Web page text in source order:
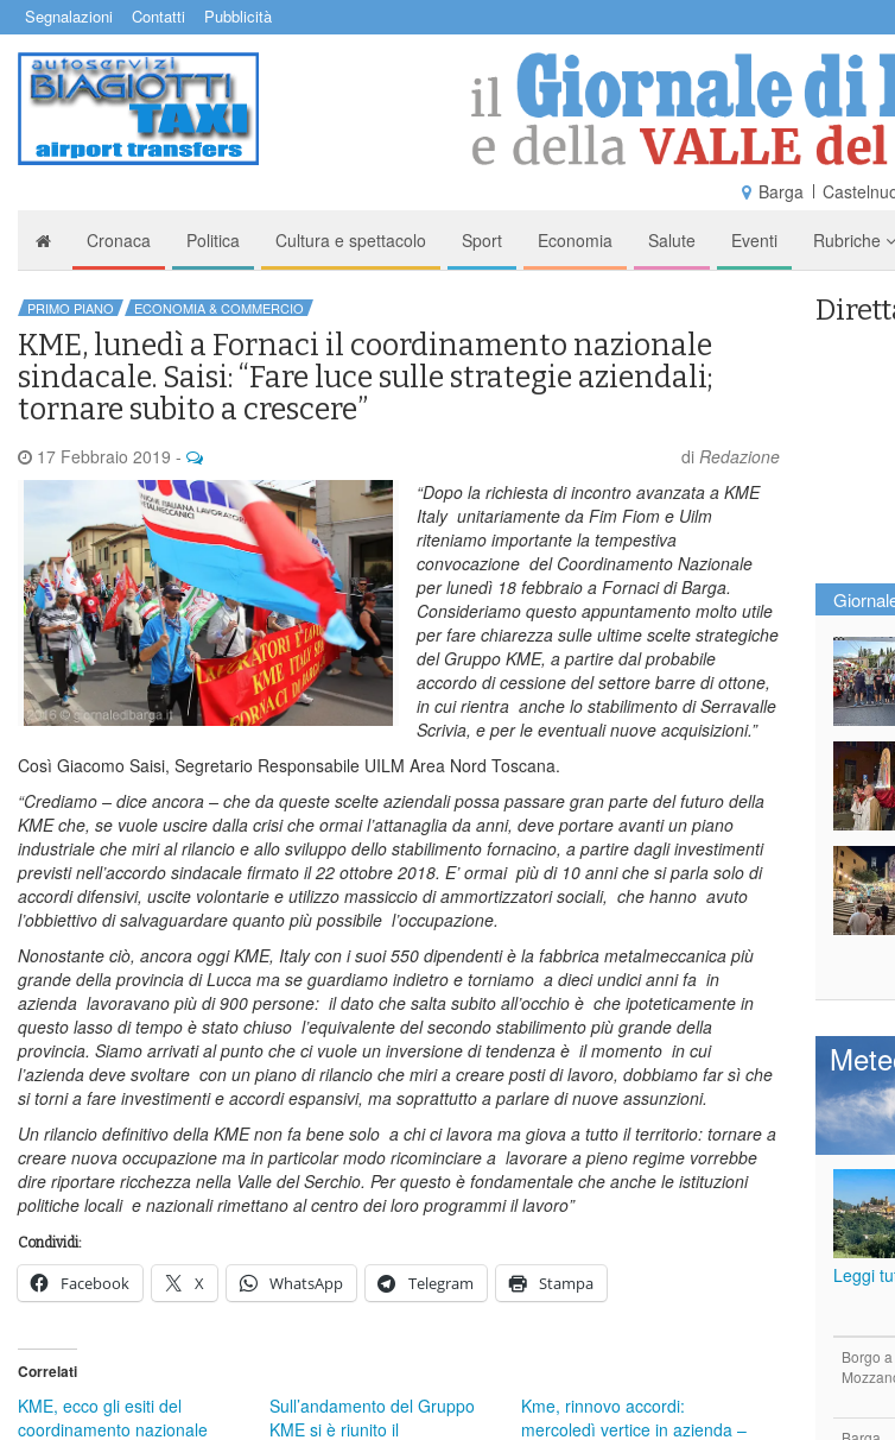
Segnalazioni Contatti Pubblicità
Barga
Cronaca Politica Cultura e spettacolo Sport Economia Salute Eventi Rubriche
PRIMO PIANO ECONOMIA & COMMERCIO
KME, lunedì a Fornaci il coordinamento nazionale
sindacale. Saisi: “Fare luce sulle strategie aziendali;
tornare subito a crescere”
17 Febbraio 2019 - di Redazione
“Dopo la richiesta di incontro avanzata a KME
Italy unitariamente da Fim Fiom e Uilm
riteniamo importante la tempestiva
convocazione del Coordinamento Nazionale
per lunedì 18 febbraio a Fornaci di Barga.
Consideriamo questo appuntamento molto utile
per fare chiarezza sulle ultime scelte strategiche
del Gruppo KME, a partire dal probabile
accordo di cessione del settore barre di ottone,
in cui rientra anche lo stabilimento di Serravalle
Scrivia, e per le eventuali nuove acquisizioni.”
Così Giacomo Saisi, Segretario Responsabile UILM Area Nord Toscana.
“Crediamo – dice ancora – che da queste scelte aziendali possa passare gran parte del futuro della
KME che, se vuole uscire dalla crisi che ormai l’attanaglia da anni, deve portare avanti un piano
industriale che miri al rilancio e allo sviluppo dello stabilimento fornacino, a partire dagli investimenti
previsti nell’accordo sindacale firmato il 22 ottobre 2018. E’ ormai più di 10 anni che si parla solo di
accordi difensivi, uscite volontarie e utilizzo massiccio di ammortizzatori sociali, che hanno avuto
l’obbiettivo di salvaguardare quanto più possibile l’occupazione.
Nonostante ciò, ancora oggi KME, Italy con i suoi 550 dipendenti è la fabbrica metalmeccanica più
grande della provincia di Lucca ma se guardiamo indietro e torniamo a dieci undici anni fa in
azienda lavoravano più di 900 persone: il dato che salta subito all’occhio è che ipoteticamente in
questo lasso di tempo è stato chiuso l’equivalente del secondo stabilimento più grande della
provincia. Siamo arrivati al punto che ci vuole un inversione di tendenza è il momento in cui
l’azienda deve svoltare con un piano di rilancio che miri a creare posti di lavoro, dobbiamo far sì che
si torni a fare investimenti e accordi espansivi, ma soprattutto a parlare di nuove assunzioni.
Un rilancio definitivo della KME non fa bene solo a chi ci lavora ma giova a tutto il territorio: tornare a
creare nuova occupazione ma in particolar modo ricominciare a lavorare a pieno regime vorrebbe
dire riportare ricchezza nella Valle del Serchio. Per questo è fondamentale che anche le istituzioni
politiche locali e nazionali rimettano al centro dei loro programmi il lavoro”
Condividi:
Facebook X WhatsApp Telegram Stampa
Correlati
KME, ecco gli esiti del
coordinamento nazionale
Sull’andamento del Gruppo
KME si è riunito il
Kme, rinnovo accordi:
mercoledì vertice in azienda –
Leggi
Borgo a